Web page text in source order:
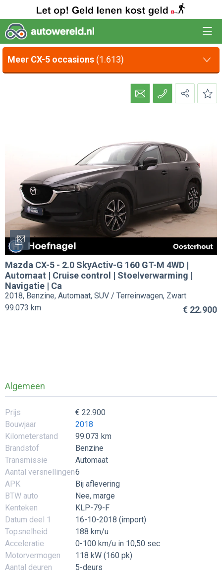
Meer CX-5 occasions (1.613)
Mazda CX-5 - 2.0 SkyActiv-G 160 GT-M 4WD |
Automaat | Cruise control | Stoelverwarming |
Navigatie | Ca
2018, Benzine, Automaat, SUV / Terreinwagen, Zwart
€ 22.900
99.073 km
Algemeen
Prijs
€ 22.900
Bouwjaar
2018
Kilometerstand
99.073 km
Brandstof
Benzine
Transmissie
Automaat
Aantal versnellingen6
APK
Bij aflevering
BTW auto
Nee, marge
Kenteken
KLP-79-F
Datum deel 1
16-10-2018 (import)
Topsnelheid
188 km/u
Acceleratie
0-100 km/u in 10,50 sec
Motorvermogen
118 kW (160 pk)
Aantal deuren
5-deurs